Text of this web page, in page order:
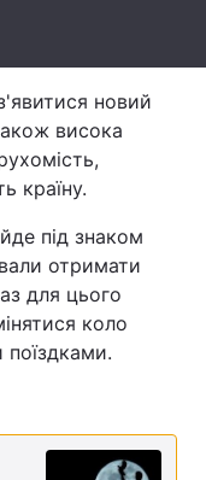
новий
висока
країну.
під знаком
отримати
для цього
коло